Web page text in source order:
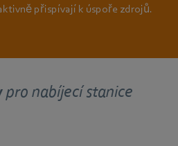
přispívají k úspoře zdrojů.
pro nabíjecí stanice